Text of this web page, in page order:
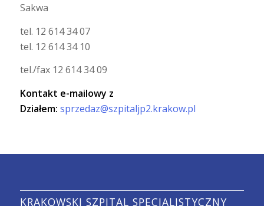
Sakwa
tel. 12 614 34 07
tel. 12 614 34 10
tel./fax 12 614 34 09
Kontakt e-mailowy z
Działem: sprzedaz@szpitaljp2.krakow.pl
KRAKOWSKI SZPITAL SPECJALISTYCZNY